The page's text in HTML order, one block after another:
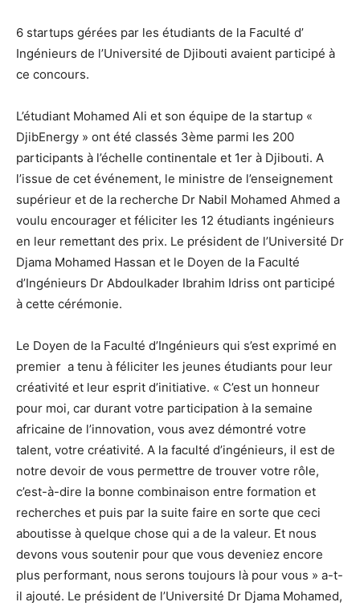
6 startups gérées par les étudiants de la Faculté d’
Ingénieurs de l’Université de Djibouti avaient participé à
ce concours.
L’étudiant Mohamed Ali et son équipe de la startup «
DjibEnergy » ont été classés 3ème parmi les 200
participants à l’échelle continentale et 1er à Djibouti. A
l’issue de cet événement, le ministre de l’enseignement
supérieur et de la recherche Dr Nabil Mohamed Ahmed a
voulu encourager et féliciter les 12 étudiants ingénieurs
en leur remettant des prix. Le président de l’Université Dr
Djama Mohamed Hassan et le Doyen de la Faculté
d’Ingénieurs Dr Abdoulkader Ibrahim Idriss ont participé
à cette cérémonie.
Le Doyen de la Faculté d’Ingénieurs qui s’est exprimé en
premier a tenu à féliciter les jeunes étudiants pour leur
créativité et leur esprit d’initiative. « C’est un honneur
pour moi, car durant votre participation à la semaine
africaine de l’innovation, vous avez démontré votre
talent, votre créativité. A la faculté d’ingénieurs, il est de
notre devoir de vous permettre de trouver votre rôle,
c’est-à-dire la bonne combinaison entre formation et
recherches et puis par la suite faire en sorte que ceci
aboutisse à quelque chose qui a de la valeur. Et nous
devons vous soutenir pour que vous deveniez encore
plus performant, nous serons toujours là pour vous » a-t-
il ajouté. Le président de l’Université Dr Djama Mohamed,